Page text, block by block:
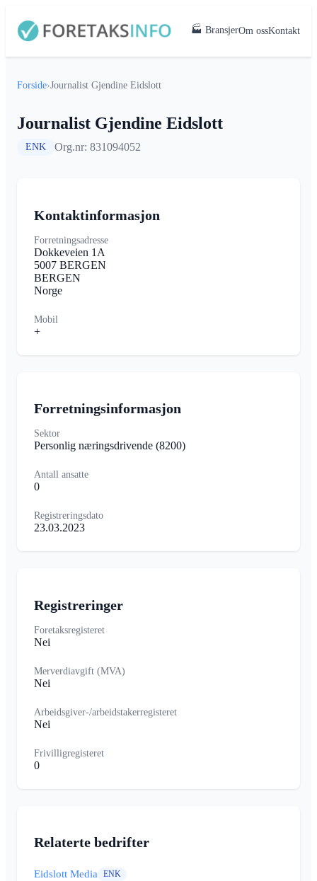
🏭 BransjerOm ossKontakt
Forside›Journalist Gjendine Eidslott
Journalist Gjendine Eidslott
ENK Org.nr: 831094052
Kontaktinformasjon
Forretningsadresse
Dokkeveien 1A
5007 BERGEN
BERGEN
Norge
Mobil
+
Forretningsinformasjon
Sektor
Personlig næringsdrivende (8200)
Antall ansatte
0
Registreringsdato
23.03.2023
Registreringer
Foretaksregisteret
Nei
Merverdiavgift (MVA)
Nei
Arbeidsgiver-/arbeidstakerregisteret
Nei
Frivilligregisteret
0
Relaterte bedrifter
Eidslott Media ENK